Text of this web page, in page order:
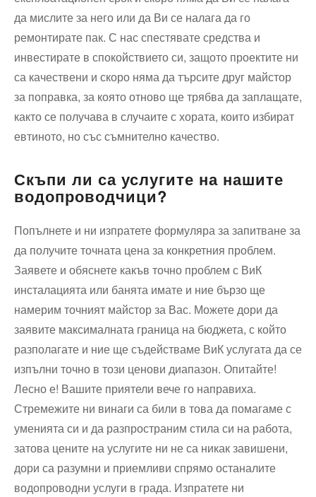
да мислите за него или да Ви се налага да го
ремонтирате пак. С нас спестявате средства и
инвестирате в спокойствието си, защото проектите ни
са качествени и скоро няма да търсите друг майстор
за поправка, за която отново ще трябва да заплащате,
както се получава в случаите с хората, които избират
евтиното, но със съмнително качество.
Скъпи ли са услугите на нашите
водопроводчици?
Попълнете и ни изпратете формуляра за запитване за
да получите точната цена за конкретния проблем.
Заявете и обяснете какъв точно проблем с ВиК
инсталацията или банята имате и ние бързо ще
намерим точният майстор за Вас. Можете дори да
заявите максималната граница на бюджета, с който
разполагате и ние ще съдействаме ВиК услугата да се
изпълни точно в този ценови диапазон. Опитайте!
Лесно е! Вашите приятели вече го направиха.
Стремежите ни винаги са били в това да помагаме с
уменията си и да разпространим стила си на работа,
затова цените на услугите ни не са никак завишени,
дори са разумни и приемливи спрямо останалите
водопроводни услуги в града. Изпратете ни